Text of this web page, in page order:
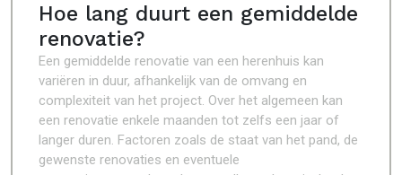
Hoe lang duurt een gemiddelde
renovatie?
Een gemiddelde renovatie van een herenhuis kan
variëren in duur, afhankelijk van de omvang en
complexiteit van het project. Over het algemeen kan
een renovatie enkele maanden tot zelfs een jaar of
langer duren. Factoren zoals de staat van het pand, de
gewenste renovaties en eventuele